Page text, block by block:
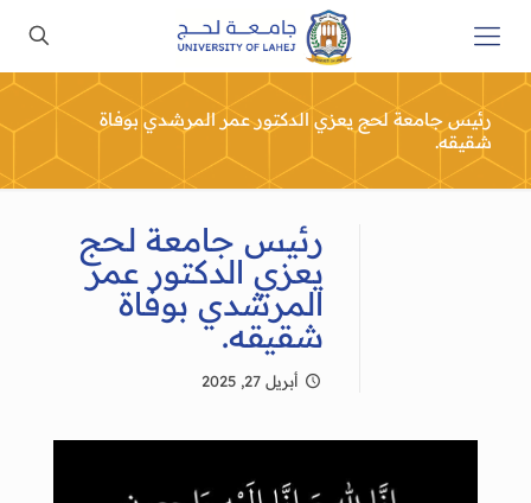
رئيس جامعة لحج يعزي الدكتور عمر المرشدي بوفاة
شقيقه.
رئيس جامعة لحج
يعزي الدكتور عمر
المرشدي بوفاة
شقيقه.
أبريل 27, 2025